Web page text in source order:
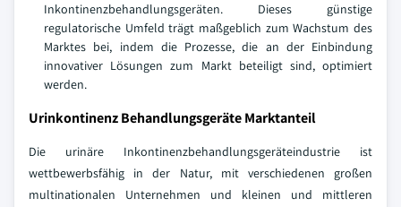
Inkontinenzbehandlungsgeräten. Dieses günstige
regulatorische Umfeld trägt maßgeblich zum Wachstum des
Marktes bei, indem die Prozesse, die an der Einbindung
innovativer Lösungen zum Markt beteiligt sind, optimiert
werden.
Urinkontinenz Behandlungsgeräte Marktanteil
Die urinäre Inkontinenzbehandlungsgeräteindustrie ist
wettbewerbsfähig in der Natur, mit verschiedenen großen
multinationalen Unternehmen und kleinen und mittleren